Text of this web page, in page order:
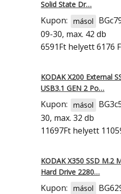
Solid State Dr…
Kupon: másol
09-30, max. 42 db
6591Ft helyett 6176
KODAK X200 External
USB3.1 GEN 2 Po…
Kupon: másol
30, max. 32 db
11697Ft helyett
KODAK X350 SSD M.2
Hard Drive 2280…
Kupon: másol